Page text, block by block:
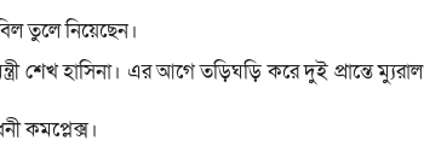
তুলে নিয়েছেন।
শেখ হাসিনা। এর আগে তড়িঘড়ি করে দুই প্রান্তে ম্যুরাল
কমপ্লেক্স।